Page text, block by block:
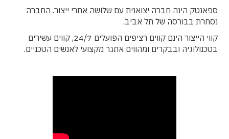
ספאנטק הינה חברה יצואנית עם שלושה אתרי ייצור. החברה
נסחרת בבורסה של תל אביב.
קווי הייצור הינם קווים רציפים הפועלים 24/7, קווים עשירים
בטכנולוגיה ובבקרים ומהווים אתגר מקצועי לאנשים הטכניים.